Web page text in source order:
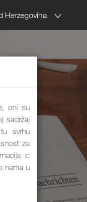
Herzegovina
oni su
sadržaj
svrhu
za
o
nama u